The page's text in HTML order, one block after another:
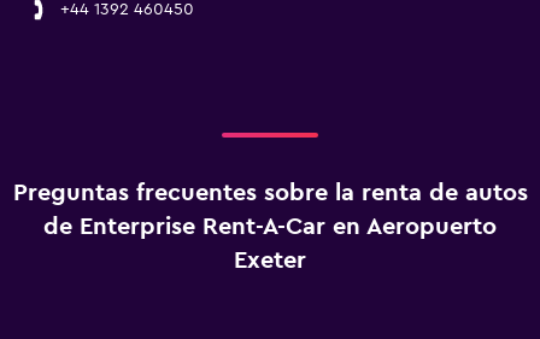
+44 1392 460450
Preguntas frecuentes sobre la renta de autos
de Enterprise Rent-A-Car en Aeropuerto
Exeter